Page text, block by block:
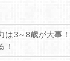
は3～8歳が大事
！